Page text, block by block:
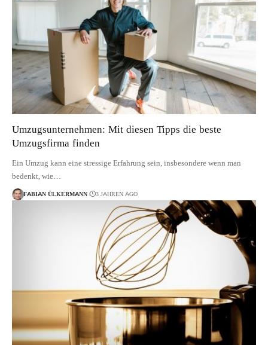
Umzugsunternehmen: Mit diesen Tipps die beste
Umzugsfirma finden
Ein Umzug kann eine stressige Erfahrung sein, insbesondere wenn man
bedenkt, wie…
FABIAN ÜLKERMANN 3 JAHREN AGO